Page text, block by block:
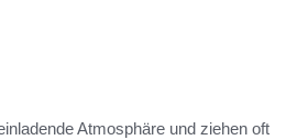
Atmosphäre und ziehen oft